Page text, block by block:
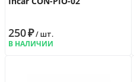
250₽/ шт.
В НАЛИЧИИ